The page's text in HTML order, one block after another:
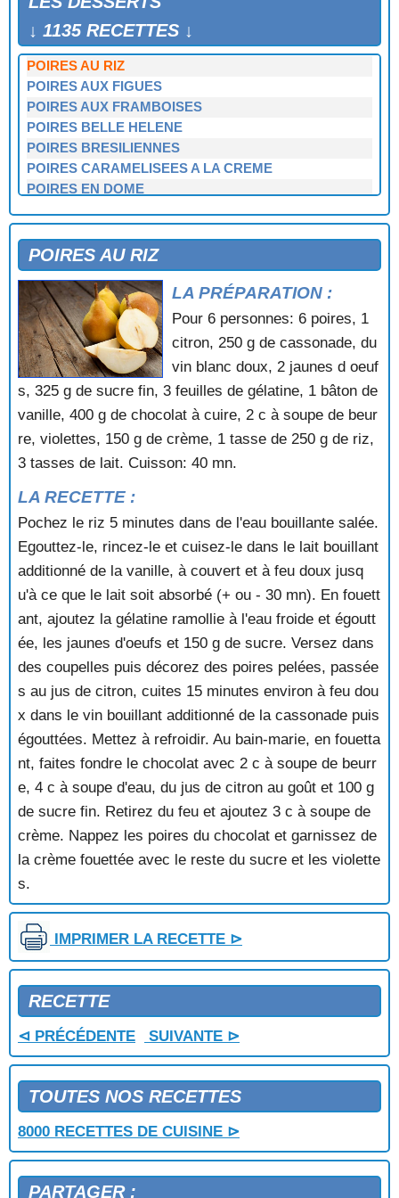
↓ 1135 RECETTES ↓
POIRES AU CHOCOLAT
POIRES AU FLAN
POIRES AU GINGEMBRE
POIRES AU RIZ
POIRES AUX FIGUES
POIRES AUX FRAMBOISES
POIRES BELLE HELENE
POIRES BRESILIENNES
POIRES CARAMELISEES A LA CREME
POIRES EN DOME
POIRES FLAMBANTES
POIRES POCHEES A LA GELEE DE GROSEILLES
POMMES A LA CANNELLE
POMMES A LA GELEE DE COINGS
POMMES A LA PUREE DE MYRTILLES
POMMES A L'ALSACIENNE
POMMES A L'ARDECHOISE
POMMES AU CARAMEL
POMMES AU CIDRE ET AUX NOIX
POMMES AU FOUR AU CARAMEL
POMMES AU FOUR AU MIEL
POMMES AU RIZ MERINGUEES
POMMES AUBERTIN
POMMES AUX NOIX
POMMES AUX RAISINS
POMMES CARAMELISEES
POMMES D'AMOUR
POMMES EN TIMBALE
POMMES FARCIES AUX COINGS ET AUX NOIX
POMMES FOURREES
POMMES MERINGUEES
POMMES POCHEES A LA VANILLE
POMMES SABLEES
POMMES SAUCE ORANGE
POMMES SURPRISE
PORRIDGE
POUNTARI DE MURES
PROFITEROLES
PROFITEROLES GLACEES AU CHOCOLAT
PRUNEAUX A LA CREME
PRUNICHON
PUDDING AU CHOCOLAT
PUDDING AU PAIN D'EPICES
PUDDING AUX ABRICOTS
PUDDING AUX CERISES
PUDDING AUX GROSEILLES
PUDDING AUX MARRONS
PUDDING AUX POMMES ET AU CHOCOLAT
PUDDING AUX RAISINS SECS
PUDDING DE PAIN
PUDDING DE PAIN D'EPICE AUX RAISINS SECS
PUDDING DE SEMOULE
POIRES AU RIZ
LA PRÉPARATION :
Pour 6 personnes: 6 poires, 1
citron, 250 g de cassonade, du
vin blanc doux, 2 jaunes d oeuf
s, 325 g de sucre fin, 3 feuilles de gélatine, 1 bâton de
vanille, 400 g de chocolat à cuire, 2 c à soupe de beur
re, violettes, 150 g de crème, 1 tasse de 250 g de riz,
3 tasses de lait. Cuisson: 40 mn.
LA RECETTE :
Pochez le riz 5 minutes dans de l'eau bouillante salée.
Egouttez-le, rincez-le et cuisez-le dans le lait bouillant
additionné de la vanille, à couvert et à feu doux jusq
u'à ce que le lait soit absorbé (+ ou - 30 mn). En fouett
ant, ajoutez la gélatine ramollie à l'eau froide et égoutt
ée, les jaunes d'oeufs et 150 g de sucre. Versez dans
des coupelles puis décorez des poires pelées, passée
s au jus de citron, cuites 15 minutes environ à feu dou
x dans le vin bouillant additionné de la cassonade puis
égouttées. Mettez à refroidir. Au bain-marie, en fouetta
nt, faites fondre le chocolat avec 2 c à soupe de beurr
e, 4 c à soupe d'eau, du jus de citron au goût et 100 g
de sucre fin. Retirez du feu et ajoutez 3 c à soupe de
crème. Nappez les poires du chocolat et garnissez de
la crème fouettée avec le reste du sucre et les violette
s.
IMPRIMER LA RECETTE ⊳
RECETTE
⊲ PRÉCÉDENTE SUIVANTE ⊳
TOUTES NOS RECETTES
8000 RECETTES DE CUISINE ⊳
PARTAGER :